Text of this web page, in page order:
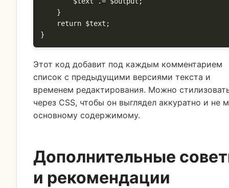
}
Этот код добавит под каждым комментарием
список с предыдущими версиями текста и
временем редактирования. Можно
через CSS, чтобы он выглядел аккуратно и не
основному содержимому.
Дополнительные
и рекомендации